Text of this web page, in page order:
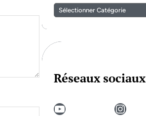
Réseaux sociaux
YouTube Instagram